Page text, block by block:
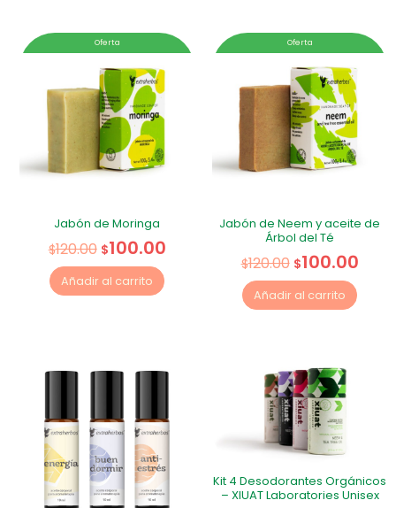
Oferta
Jabón de Moringa
$120.00 $100.00
Añadir al carrito
Oferta
Jabón de Neem y aceite de
Árbol del Té
$120.00 $100.00
Añadir al carrito
Kit 4 Desodorantes Orgánicos
– XIUAT Laboratories Unisex